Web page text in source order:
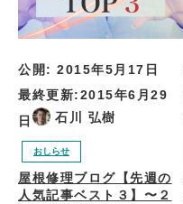
公開: 2015年5月17日
最終更新:2015年6月29
日
石川 弘樹
おしらせ
屋根修理ブログ【先週の
人気記事ベスト３】〜２